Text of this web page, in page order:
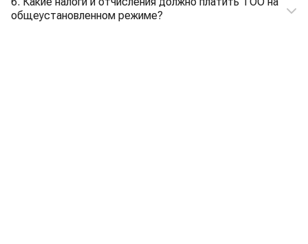
общеустановленном режиме?